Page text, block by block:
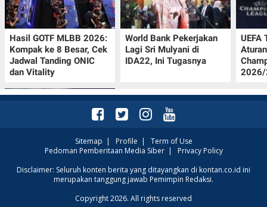
Hasil GOTF MLBB 2026:
Kompak ke 8 Besar, Cek
Jadwal Tanding ONIC
dan Vitality
World Bank Pekerjakan
Lagi Sri Mulyani di
IDA22, Ini Tugasnya
UEFA
2026/
Krisis Migrasi Ancam
Status Maroko sebagai
Sitemap | Profile | Term of Use
Pedoman Pemberitaan Media Siber| Privacy Policy
Disclaimer: Seluruh konten berita yang ditayangkan di kontan.co.id ini
merupakan tanggung jawab Pemimpin Redaksi.
Copyright 2026. All rights reserved